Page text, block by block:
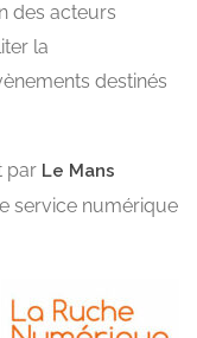
des acteurs
la
destinés
par Le Mans
service numérique